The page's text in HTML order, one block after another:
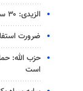
الزیدی: ۳۰ سپتامبر زمان نهایی خروج نیروهای ائتلاف از عراق است
ضرورت
حزب الله:
است